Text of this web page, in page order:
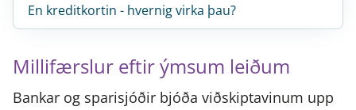
En kreditkortin - hvernig virka þau?
Millifærslur eftir ýmsum leiðum
Bankar og sparisjóðir bjóða viðskiptavinum upp